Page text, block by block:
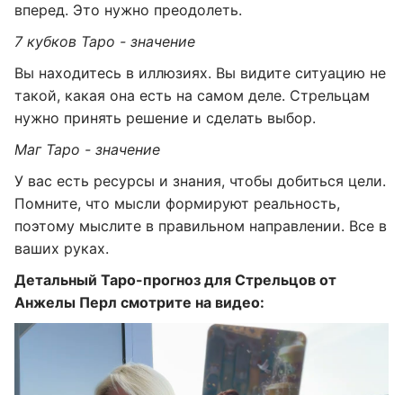
вперед. Это нужно преодолеть.
7 кубков Таро - значение
Вы находитесь в иллюзиях. Вы видите ситуацию не
такой, какая она есть на самом деле. Стрельцам
нужно принять решение и сделать выбор.
Маг Таро - значение
У вас есть ресурсы и знания, чтобы добиться цели.
Помните, что мысли формируют реальность,
поэтому мыслите в правильном направлении. Все в
ваших руках.
Детальный Таро-прогноз для Стрельцов от
Анжелы Перл смотрите на видео: